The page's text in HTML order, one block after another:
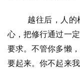
越往后，人的
心，把修行通过一
要求。不管你多懒
要起来。你不起来